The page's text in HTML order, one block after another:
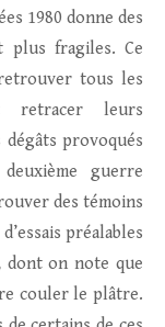
1980 donne des
plus fragiles. Ce
tous les
retracer leurs
provoqués
guerre
des témoins
préalables
dont on note que
couler le plâtre.